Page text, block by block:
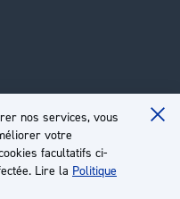
nos services, vous
votre
facultatifs ci-
Lire la Politique